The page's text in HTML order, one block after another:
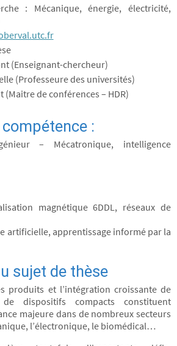
: Mécanique, énergie, électricité,
(Enseignant-chercheur)
(Professeure des universités)
(Maitre de conférences – HDR)
:
– Mécatronique, intelligence
magnétique 6DDL, réseaux de
artificielle, apprentissage informé par la
sujet de thèse
produits et l’intégration croissante de
dispositifs compacts constituent
majeure dans de nombreux secteurs
l’électronique, le biomédical…